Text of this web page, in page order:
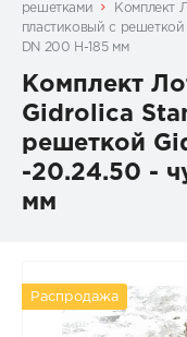
решетками
Комплект
пластиковый с
DN 200 H-185 мм
Комплект
Gidrolica
решеткой
-20.24.50 -
мм
Распродажа